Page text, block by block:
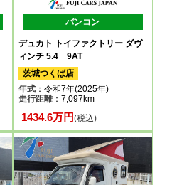
バンコン
デュカト トイファクトリー ダヴ
ィンチ 5.4 9AT
茨城つくば店
年式：令和7年(2025年)
走行距離：7,097km
1434.6万円(税込)